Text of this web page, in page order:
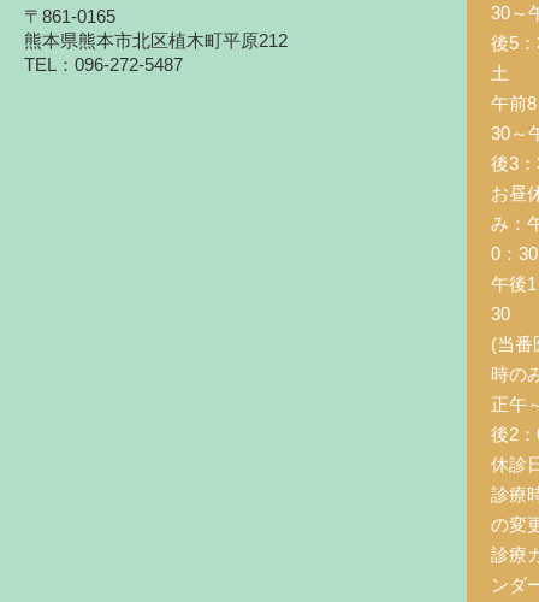
〒861-0165
熊本県熊本市北区植木町平原212
TEL：096-272-5487
30～
後5
土
午前
30～
後3
お昼
み：
0：
午後
30
(当番
時の
正午
後2
休診
診療
の変
診療
ンダ